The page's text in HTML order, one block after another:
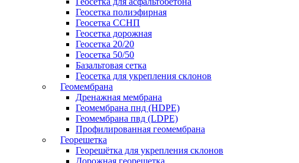
Геосетка полиэфирная
Геосетка ССНП
Геосетка дорожная
Геосетка 20/20
Геосетка 50/50
Базальтовая сетка
Геосетка для укрепления склонов
Геомембрана
Дренажная мембрана
Геомембрана пнд (HDPE)
Геомембрана пвд (LDPE)
Профилированная геомембрана
Георешетка
Георешётка для укрепления склонов
Дорожная георешетка